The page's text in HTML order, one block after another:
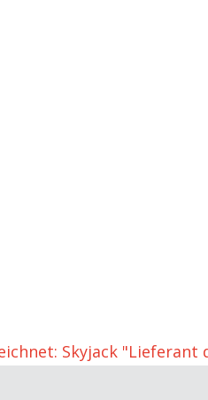
Skyjack "Lieferant